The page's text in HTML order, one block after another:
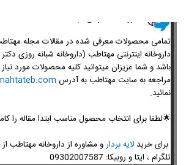
​داروخانه اینترنتی مهتاطب
تمامی محصولات معرفی شده در مقالات مجله
داروخانه اینترنتی مهتاطب (داروخانه شبانه روزی
باشد و شما عزیزان میتوانید کلیه محصولات مورد
مراجعه به سایت مهتاطب به آدرس
نمائید.
🌟لطفا برای انتخاب محصول مناسب ابتدا مقاله را
برای خرید لایه بردارو مشاوره از داروخانه مهتاطب
تلگرام ، ایتا و روبیکا:
09302007587